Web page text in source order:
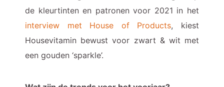
de kleurtinten en patronen voor 2021 in het
interview met House of Products, kiest
Housevitamin bewust voor zwart & wit met
een gouden ‘sparkle’.